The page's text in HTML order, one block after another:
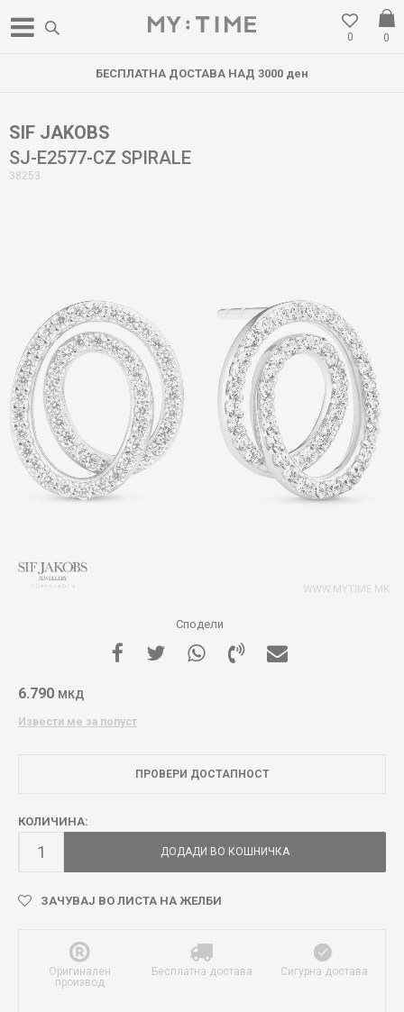
0
0
БЕСПЛАТНА ДОСТАВА НАД 3000 ден
SIF JAKOBS
SJ-E2577-CZ SPIRALE
38253
Сподели
6.790 МКД
Извести ме за попуст
ПРОВЕРИ ДОСТАПНОСТ
КОЛИЧИНА:
ДОДАДИ ВО КОШНИЧКА
ЗАЧУВАЈ ВО ЛИСТА НА ЖЕЛБИ
Оригинален
производ
Бесплатна достава Сигурна достава